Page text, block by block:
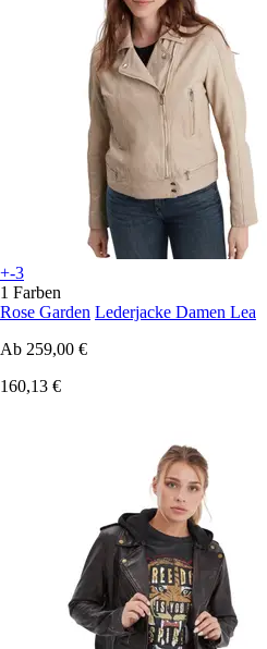
+-3
1 Farben
Rose Garden Lederjacke Damen Lea
Ab 259,00 €
160,13 €